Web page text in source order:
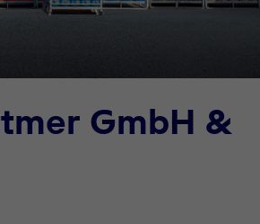
GmbH &